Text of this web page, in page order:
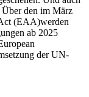
den im März
(EAA)werden
ab 2025
der UN-